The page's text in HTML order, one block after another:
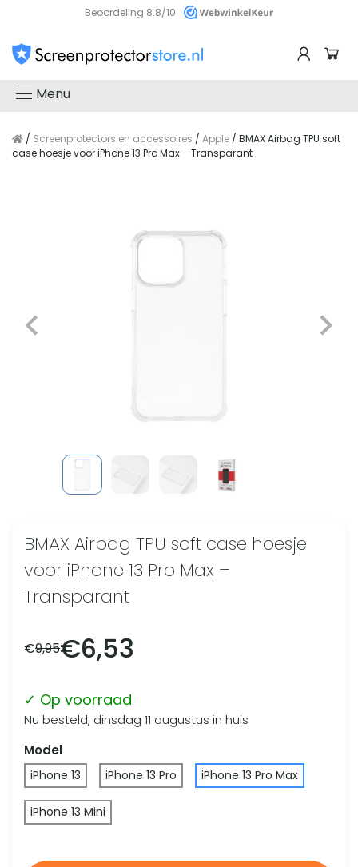
Beoordeling 8.8/10
Menu
/ Screenprotectors en accessoires / Apple / BMAX Airbag TPU soft
case hoesje voor iPhone 13 Pro Max – Transparant
BMAX Airbag TPU soft case hoesje
voor iPhone 13 Pro Max –
Transparant
€9,95€6,53
✓ Op voorraad
Nu besteld, dinsdag 11 augustus in huis
Model
iPhone 13 iPhone 13 Pro iPhone 13 Pro Max
iPhone 13 Mini